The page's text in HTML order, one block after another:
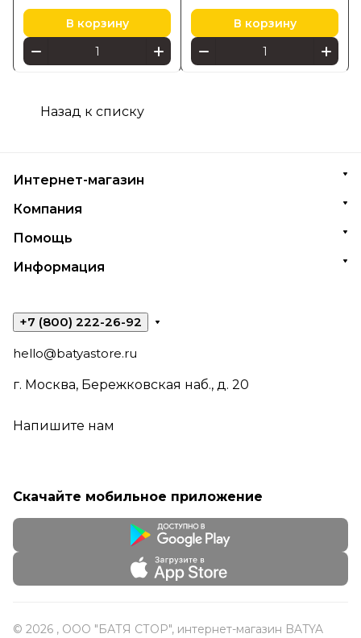
В корзину В корзину
Назад к списку
Интернет-магазин
Компания
Помощь
Информация
+7 (800) 222-26-92
hello@batyastore.ru
г. Москва, Бережковская наб., д. 20
Напишите нам
Скачайте мобильное приложение
© 2026 , ООО "БАТЯ СТОР", интернет-магазин BATYA